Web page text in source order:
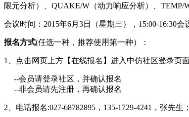
限元分析）、QUAKE/W（动力响应分析）、
会议时间：2015年6月3日（星期三），15:00-16:30
报名方式(任选一种，推荐使用第一种）：
1、点击网页上方【在线报名】进入中仿社区登录页
--会员请登录社区，并确认报名
--非会员请先注册，再确认报名
2、电话报名:027-68782895，135-1729-4241，张先生